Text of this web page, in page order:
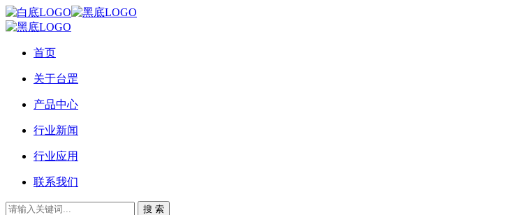
首页
关于台罡
产品中心
行业新闻
行业应用
联系我们
搜 索